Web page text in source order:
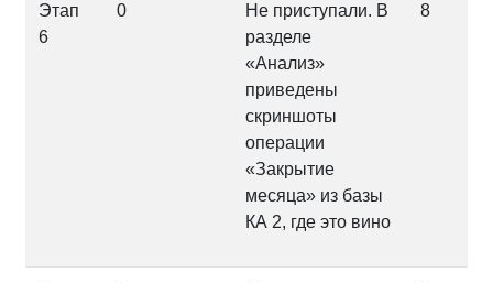
Этап
6
0
Не приступали. В
разделе
«Анализ»
приведены
скриншоты
операции
«Закрытие
месяца» из базы
КА 2, где это вино
8